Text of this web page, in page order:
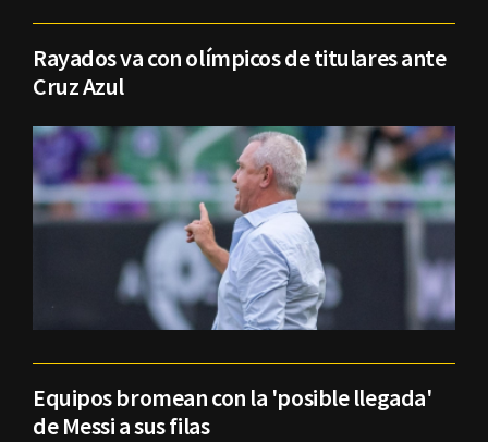
Rayados va con olímpicos de titulares ante
Cruz Azul
Equipos bromean con la 'posible llegada'
de Messi a sus filas